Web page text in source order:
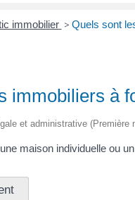
immobilier > Quels sont
immobiliers à
et administrative (Première
maison individuelle ou